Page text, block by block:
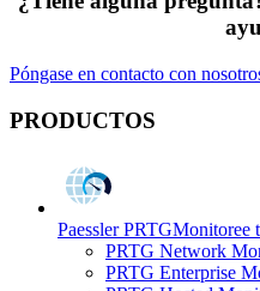
Póngase en contacto con
PRODUCTOS
Paessler PRTGMonitoree
PRTG Network
PRTG Enterprise